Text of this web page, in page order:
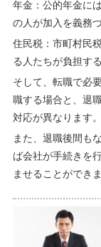
年金：公的年金に
の人が加入を義務
住民税：市町村民
る人たちが負担す
そして、転職で必
職する場合と、退
対応が異なります。
また、退職後間も
ば会社が手続きを
ませることができま